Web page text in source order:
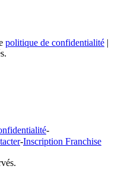
politique de confidentialité |
-
-Inscription Franchise